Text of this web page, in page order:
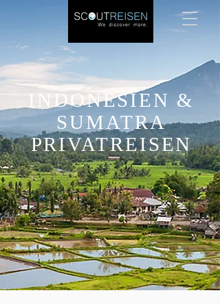
INDONESIEN &
SUMATRA
PRIVATREISEN